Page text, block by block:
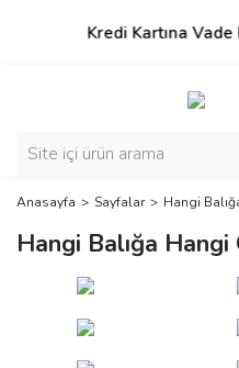
Kredi Kartına Vade
Anasayfa Sayfalar Hangi
Hangi Balığa